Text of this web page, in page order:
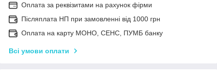
Оплата за реквізитами на рахунок фірми
Післяплата НП при замовленні від 1000 грн
Оплата на карту МОНО, СЕНС, ПУМБ банку
Всі умови оплати